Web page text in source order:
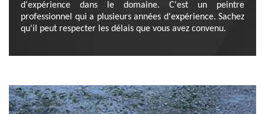
d'expérience dans le domaine. C'est un peintre
professionnel qui a plusieurs années d'expérience. Sachez
qu'il peut respecter les délais que vous avez convenu.